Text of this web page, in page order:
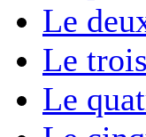
Le
Le
Le